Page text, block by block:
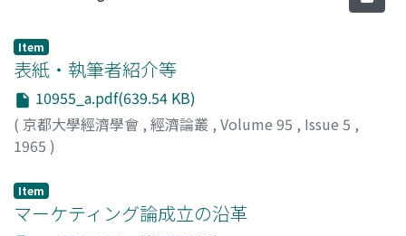
Item
表紙・執筆者紹介等
10955_a.pdf(639.54 KB)
( 京都大學經濟學會 , 經濟論叢 , Volume 95 , Issue 5 ,
1965 )
Item
マーケティング論成立の沿革